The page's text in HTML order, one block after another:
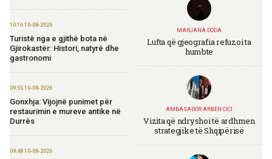
10:16 10-08-2026
Turistë nga e gjithë bota në
Gjirokastër: Histori, natyrë dhe
gastronomi
09:55 10-08-2026
Gonxhja: Vijojnë punimet për
restaurimin e mureve antike në
Durrës
09:48 10-08-2026
MARJANA DODA
Lufta që gjeografia refuzoi ta
humbte
AMBASADOR ARBEN CICI
Vizita që ndryshoi të ardhmen
strategjike të Shqipërisë